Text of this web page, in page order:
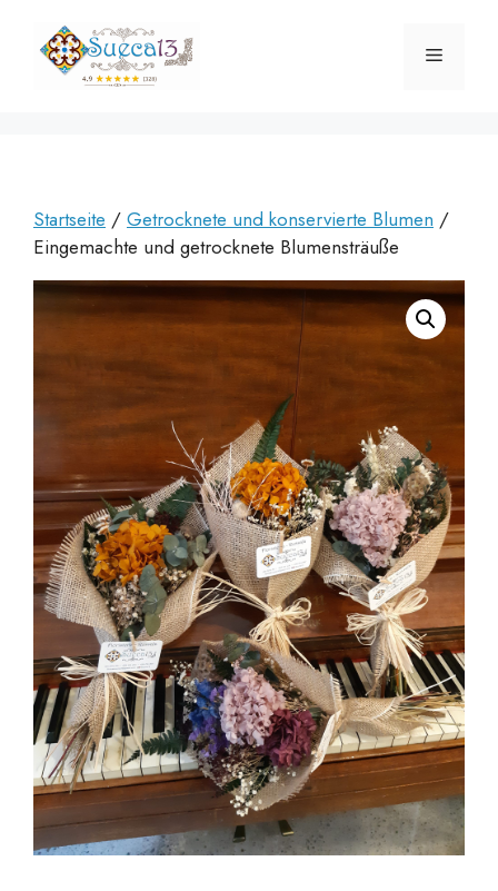
springen
Menü
Startseite / Getrocknete und konservierte Blumen /
Eingemachte und getrocknete Blumensträuße